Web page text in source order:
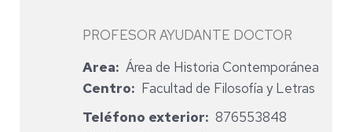
PROFESOR AYUDANTE DOCTOR
Area
Área de Historia Contemporánea
Centro
Facultad de Filosofía y Letras
Teléfono exterior
876553848